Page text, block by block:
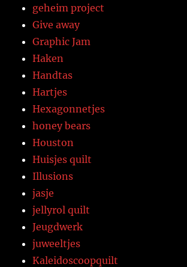
geheim project
Give away
Graphic Jam
Haken
Handtas
Hartjes
Hexagonnetjes
honey bears
Houston
Huisjes quilt
Illusions
jasje
jellyrol quilt
Jeugdwerk
juweeltjes
Kaleidoscoopquilt